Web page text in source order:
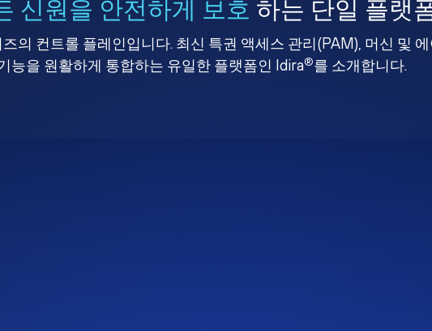
신원을 안전하게 보호 하는 단일 플랫
의 컨트롤 플레인입니다. 최신 특권 액세스 관리(PAM), 머신 및
능을 원활하게 통합하는 유일한 플랫폼인 Idira®를 소개합니다.